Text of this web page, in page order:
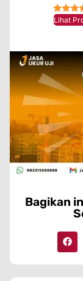
Lihat
Bagikan